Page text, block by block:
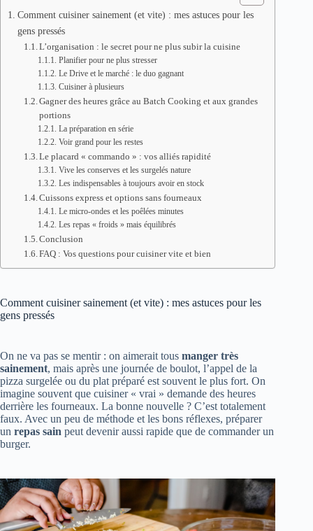
Comment cuisiner sainement (et vite) : mes astuces pour les
gens pressés
L’organisation : le secret pour ne plus subir la cuisine
Planifier pour ne plus stresser
Le Drive et le marché : le duo gagnant
Cuisiner à plusieurs
Gagner des heures grâce au Batch Cooking et aux grandes
portions
La préparation en série
Voir grand pour les restes
Le placard « commando » : vos alliés rapidité
Vive les conserves et les surgelés nature
Les indispensables à toujours avoir en stock
Cuissons express et options sans fourneaux
Le micro-ondes et les poêlées minutes
Les repas « froids » mais équilibrés
Conclusion
FAQ : Vos questions pour cuisiner vite et bien
Comment cuisiner sainement (et vite) : mes astuces pour les
gens pressés
On ne va pas se mentir : on aimerait tous manger très
sainement, mais après une journée de boulot, l’appel de la
pizza surgelée ou du plat préparé est souvent le plus fort. On
imagine souvent que cuisiner « vrai » demande des heures
derrière les fourneaux. La bonne nouvelle ? C’est totalement
faux. Avec un peu de méthode et les bons réflexes, préparer
un repas sain peut devenir aussi rapide que de commander un
burger.